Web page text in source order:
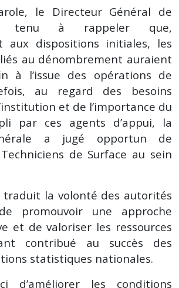
le Directeur Général de
a tenu à rappeler que,
aux dispositions initiales, les
au dénombrement auraient
à l’issue des opérations de
au regard des besoins
et de l’importance du
par ces agents d’appui, la
a jugé opportun de
de Surface au sein
traduit la volonté des autorités
promouvoir une approche
et de valoriser les ressources
contribué au succès des
statistiques nationales.
d’améliorer les conditions